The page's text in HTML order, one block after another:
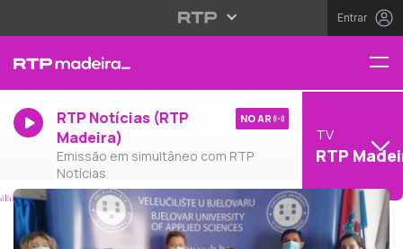
Entrar
RTP Notícias (RTP
Madeira)
Emissão em simultâneo com RTP
Notícias
NO AR
TV
RTP